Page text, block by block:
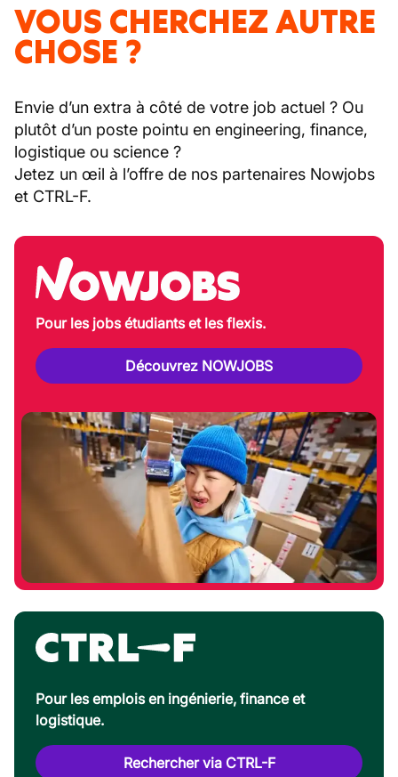
VOUS CHERCHEZ AUTRE
CHOSE ?
Envie d’un extra à côté de votre job actuel ? Ou
plutôt d’un poste pointu en engineering, finance,
logistique ou science ?
Jetez un œil à l’offre de nos partenaires Nowjobs
et CTRL-F.
Pour les jobs étudiants et les flexis.
Découvrez NOWJOBS
Pour les emplois en ingénierie, finance et
logistique.
Rechercher via CTRL-F